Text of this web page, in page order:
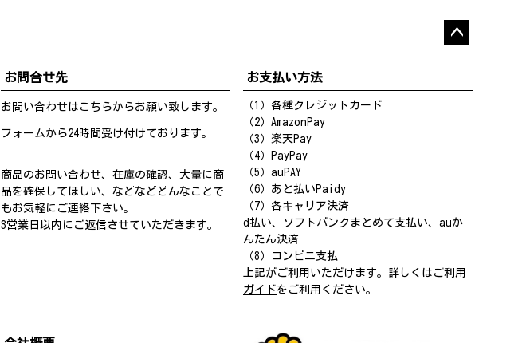
ップ
お問合せ先
お問い合わせは こちらからお願い致します。
フォームから24時間受け付けております。
商品のお問い合わせ、在庫の確認、大量に商
品を確保してほしい、などなどどんなことで
もお気軽にご連絡下さい。
3営業日以内にご返信させていただきます。
お支払い方法
（1）各種クレジットカード
（2）AmazonPay
（3）楽天Pay
（4）PayPay
（5）auPAY
（6）あと払いPaidy
（7）各キャリア決済
d払い、ソフトバンクまとめて支払い、auか
んたん決済
（8）コンビニ支払
上記がご利用いただけます。詳しくは ご利用
ガイドをご利用ください。